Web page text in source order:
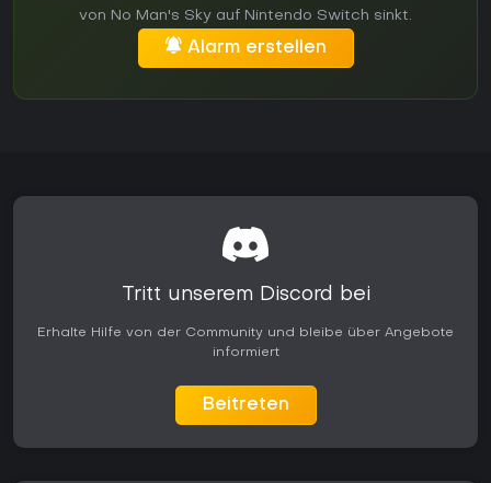
von No Man's Sky auf Nintendo Switch sinkt.
Alarm erstellen
Tritt unserem Discord bei
Erhalte Hilfe von der Community und bleibe über Angebote
informiert
Beitreten